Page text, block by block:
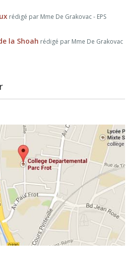
rédigé par Mme De Grakovac - EPS
la Shoah rédigé par Mme De Grakovac